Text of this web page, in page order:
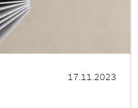
17.11.2023